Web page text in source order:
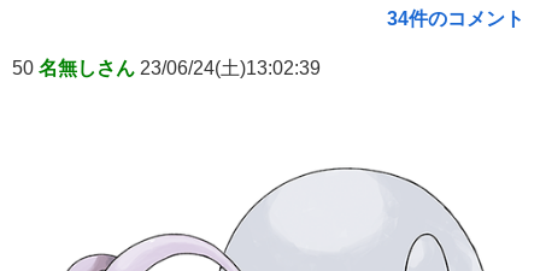
34件のコメント
50 名無しさん 23/06/24(土)13:02:39